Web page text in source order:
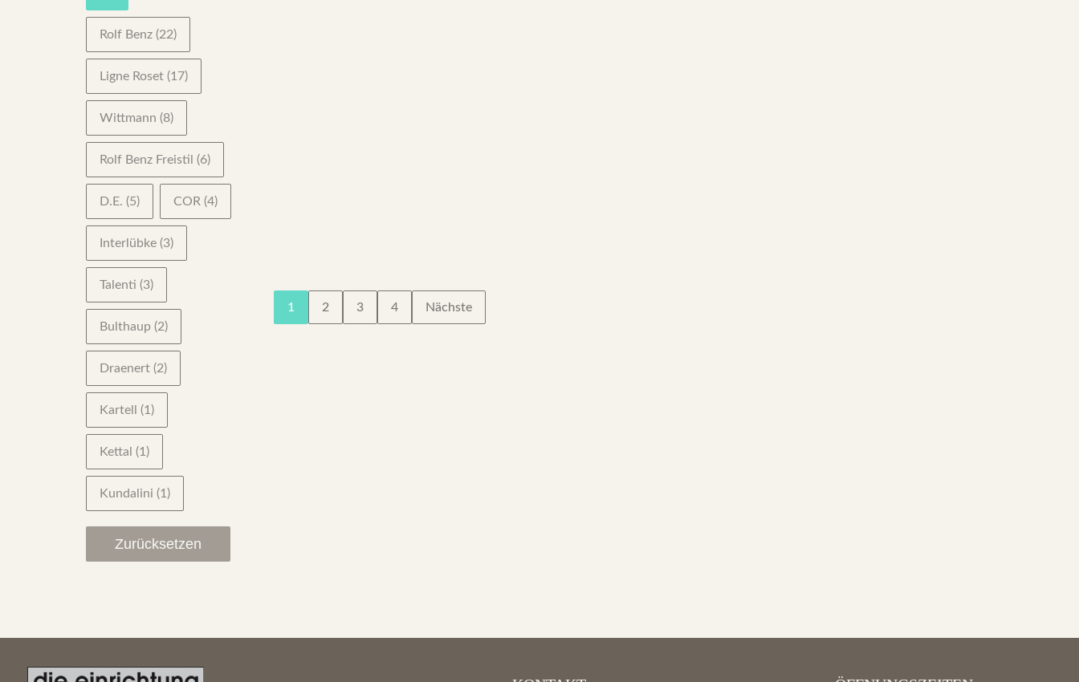
Rolf Benz(22)
Ligne Roset(17)
Wittmann(8)
Rolf Benz Freistil(6)
D.E.(5) COR(4)
Interlübke(3)
Talenti(3)
Bulthaup(2)
Draenert(2)
Kartell(1)
Kettal(1)
Kundalini(1)
Zurücksetzen
1 2 3 4 Nächste